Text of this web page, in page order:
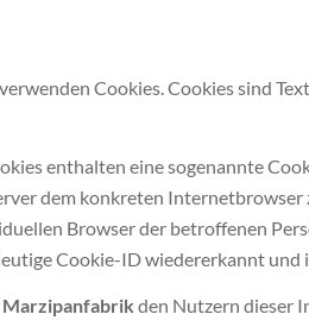
verwenden Cookies. Cookies sind
enthalten eine sogenannte
dem konkreten
Browser der betroffenen
Cookie-ID wiedererkannt und
den Nutzern dieser